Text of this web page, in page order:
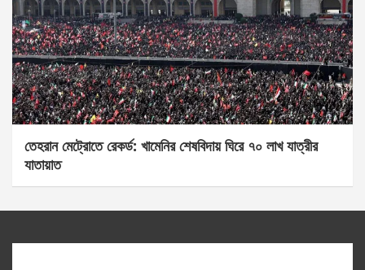
তেহরান মেট্রোতে রেকর্ড: খামেনির শেষবিদায় ঘিরে ৭০ লাখ যাত্রীর
যাতায়াত